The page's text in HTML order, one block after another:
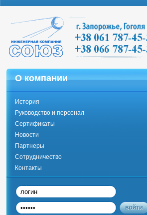
О компании
История
Руководство и персонал
Сертификаты
Новости
Партнеры
Сотрудничество
Контакты